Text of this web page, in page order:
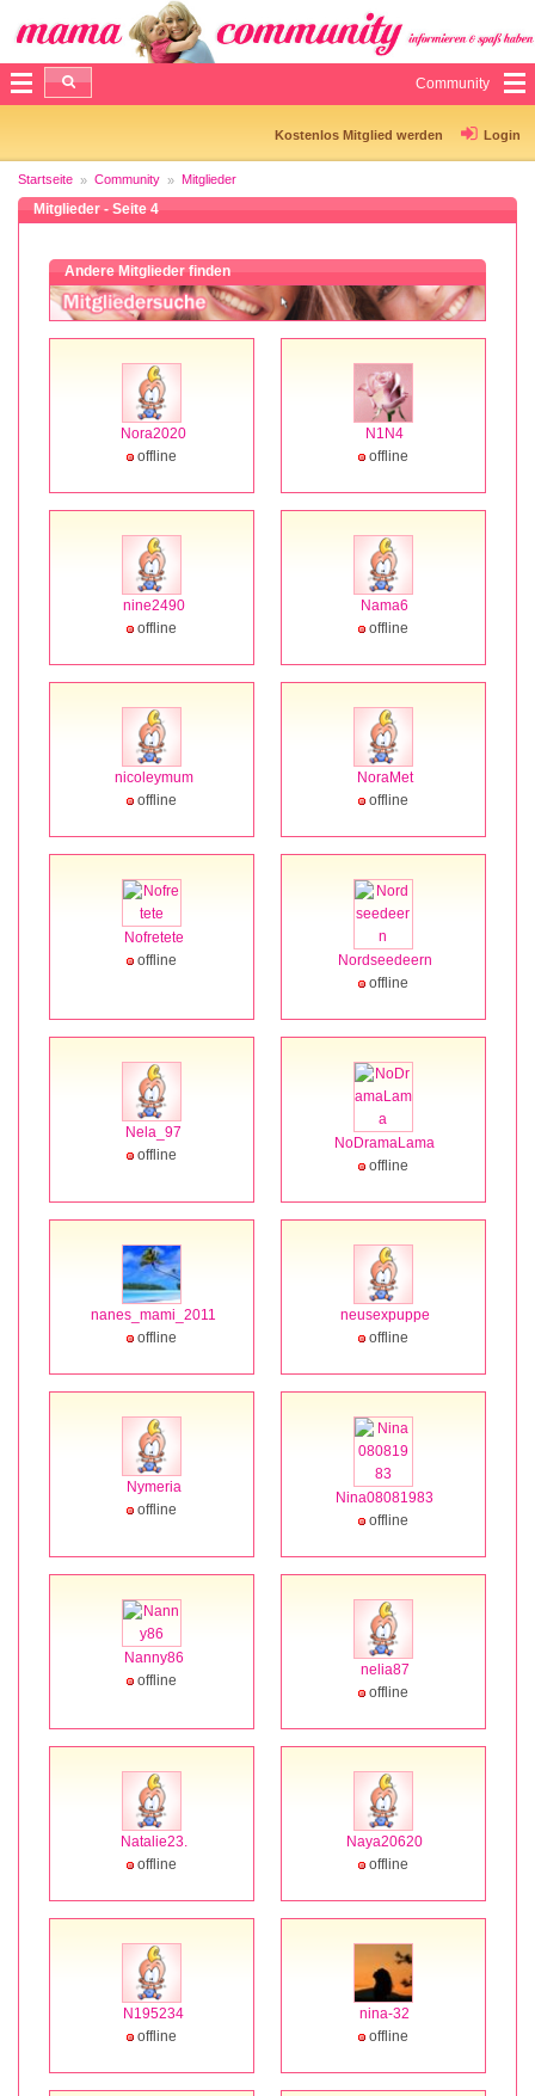
Community
Kostenlos Mitglied werden Login
Startseite Community Mitglieder
Mitglieder - Seite 4
Andere Mitglieder finden
Nora2020
offline
N1N4
offline
nine2490
offline
Nama6
offline
nicoleymum
offline
NoraMet
offline
Nofretete
offline
Nordseedeern
offline
Nela_97
offline
NoDramaLama
offline
nanes_mami_2011
offline
neusexpuppe
offline
Nymeria
offline
Nina08081983
offline
Nanny86
offline
nelia87
offline
Natalie23.
offline
Naya20620
offline
N195234
offline
nina-32
offline